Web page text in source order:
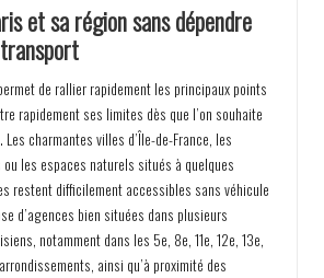
et sa région sans dépendre
de rallier rapidement les principaux points
rapidement ses limites dès que l’on souhaite
charmantes villes d’Île-de-France, les
les espaces naturels situés à quelques
restent difficilement accessibles sans véhicule
d’agences bien situées dans plusieurs
notamment dans les 5e, 8e, 11e, 12e, 13e,
ainsi qu’à proximité des